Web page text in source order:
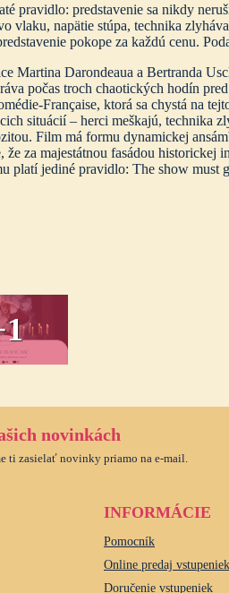
pravidlo: predstavenie sa nikdy
vlaku, napätie stúpa, technika
pokope za každú cenu.
Martina Darondeaua a Bertranda
počas troch chaotických hodín
Française, ktorá sa chystá na
situácií – herci meškajú,
Film má formu dynamickej
že za majestátnou fasádou
platí jediné pravidlo: The show must
novinkách
ti zasielať novinky priamo na e-mail.
INFORMÁCIE
Pomocník
Online predaj vstupeniek
Doručenie vstupeniek